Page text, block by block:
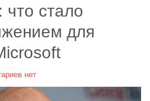
что стало
для
нет